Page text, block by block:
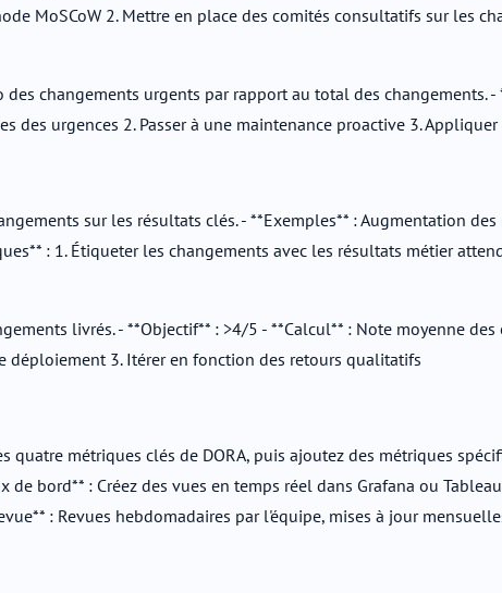
MoSCoW 2. Mettre en place des comités consultatifs sur les
changements urgents par rapport au total des changements.
des urgences 2. Passer à une maintenance proactive 3.
sur les résultats clés. - **Exemples** : Augmentation
: 1. Étiqueter les changements avec les résultats métier
livrés. - **Objectif** : >4/5 - **Calcul** : Note moyenne
déploiement 3. Itérer en fonction des retours qualitatifs
quatre métriques clés de DORA, puis ajoutez des métriques
de bord** : Créez des vues en temps réel dans Grafana ou
: Revues hebdomadaires par l'équipe, mises à jour